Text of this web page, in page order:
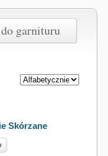
garnituru
Skórzane